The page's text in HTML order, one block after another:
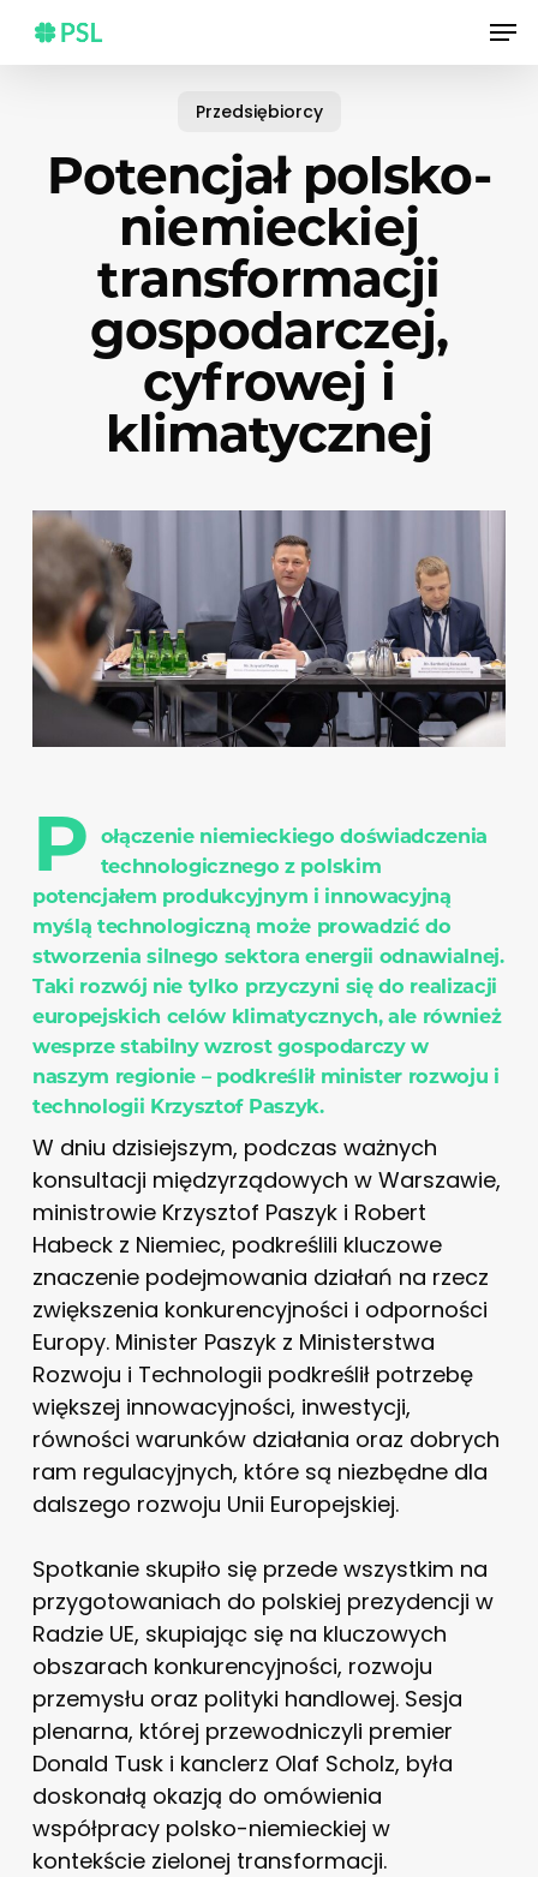
main
Przedsiębiorcy
Potencjał polsko-
niemieckiej
transformacji
gospodarczej,
cyfrowej i
klimatycznej
P ołączenie niemieckiego doświadczenia
technologicznego z polskim
potencjałem produkcyjnym i innowacyjną
myślą technologiczną może prowadzić do
stworzenia silnego sektora energii odnawialnej.
Taki rozwój nie tylko przyczyni się do realizacji
europejskich celów klimatycznych, ale również
wesprze stabilny wzrost gospodarczy w
naszym regionie – podkreślił minister rozwoju i
technologii Krzysztof Paszyk.
W dniu dzisiejszym, podczas ważnych
konsultacji międzyrządowych w Warszawie,
ministrowie Krzysztof Paszyk i Robert
Habeck z Niemiec, podkreślili kluczowe
znaczenie podejmowania działań na rzecz
zwiększenia konkurencyjności i odporności
Europy. Minister Paszyk z Ministerstwa
Rozwoju i Technologii podkreślił potrzebę
większej innowacyjności, inwestycji,
równości warunków działania oraz dobrych
ram regulacyjnych, które są niezbędne dla
dalszego rozwoju Unii Europejskiej.
Spotkanie skupiło się przede wszystkim na
przygotowaniach do polskiej prezydencji w
Radzie UE, skupiając się na kluczowych
obszarach konkurencyjności, rozwoju
przemysłu oraz polityki handlowej. Sesja
plenarna, której przewodniczyli premier
Donald Tusk i kanclerz Olaf Scholz, była
doskonałą okazją do omówienia
współpracy polsko-niemieckiej w
kontekście zielonej transformacji.